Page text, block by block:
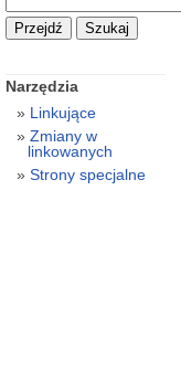
Narzędzia
Linkujące
Zmiany w
linkowanych
Strony specjalne